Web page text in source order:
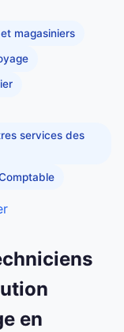
magasiniers
services des
en